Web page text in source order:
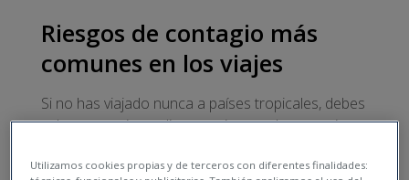
Riesgos de contagio más
comunes en los viajes
Si no has viajado nunca a países tropicales, debes
saber que existen diversos riesgos de contagio,
Utilizamos cookies propias y de terceros con diferentes finalidades: